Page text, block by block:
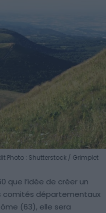
Photo : Shutterstock / Grimplet
que l’idée de créer un
comités départementaux
(63), elle sera